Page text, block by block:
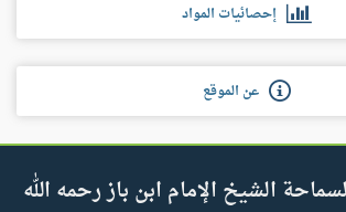
إحصائيات المواد
عن الموقع
الشيخ الإمام ابن باز رحمه الله